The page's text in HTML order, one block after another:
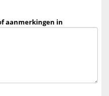
aanmerkingen in